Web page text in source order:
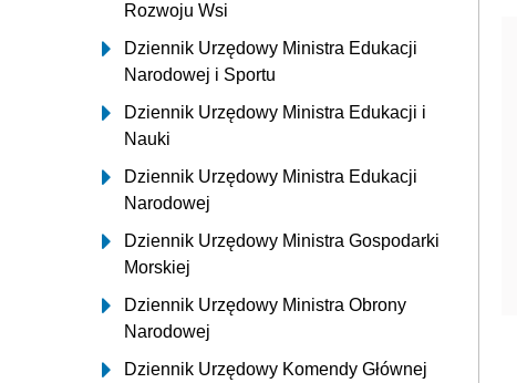
Rozwoju Wsi
Dziennik Urzędowy Ministra Edukacji
Narodowej i Sportu
Dziennik Urzędowy Ministra Edukacji i
Nauki
Dziennik Urzędowy Ministra Edukacji
Narodowej
Dziennik Urzędowy Ministra Gospodarki
Morskiej
Dziennik Urzędowy Ministra Obrony
Narodowej
Dziennik Urzędowy Komendy Głównej